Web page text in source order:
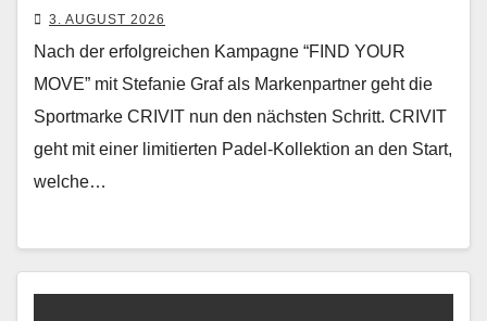
3. AUGUST 2026
Nach der erfol­gre­ichen Kam­pagne “FIND YOUR
MOVE” mit Ste­fanie Graf als Marken­part­ner geht die
Sport­marke CRIVIT nun den näch­sten Schritt. CRIVIT
geht mit ein­er lim­i­tierten Padel-Kollek­tion an den Start,
welche…